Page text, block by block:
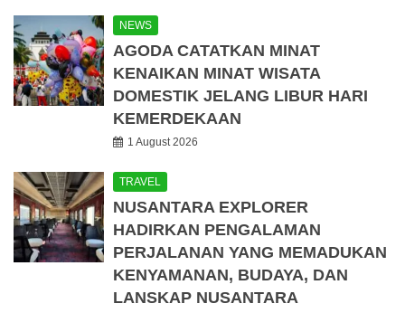
NEWS
AGODA CATATKAN MINAT
KENAIKAN MINAT WISATA
DOMESTIK JELANG LIBUR HARI
KEMERDEKAAN
1 August 2026
TRAVEL
NUSANTARA EXPLORER
HADIRKAN PENGALAMAN
PERJALANAN YANG MEMADUKAN
KENYAMANAN, BUDAYA, DAN
LANSKAP NUSANTARA